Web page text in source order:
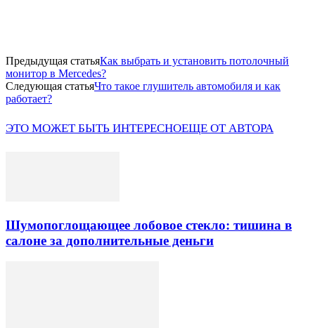
Предыдущая статьяКак выбрать и установить потолочный
монитор в Mercedes?
Следующая статьяЧто такое глушитель автомобиля и как
работает?
ЭТО МОЖЕТ БЫТЬ ИНТЕРЕСНОЕЩЕ ОТ АВТОРА
Шумопоглощающее лобовое стекло: тишина в
салоне за дополнительные деньги